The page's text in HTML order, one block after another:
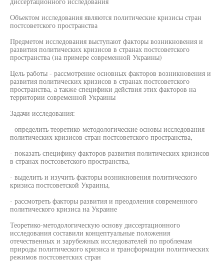
Объектом исследования являются политические кризисы стран
постсоветского пространства
Предметом исследования выступают факторы возникновения и
развития политических кризисов в странах постсоветского
пространства (на примере современной Украины)
Цель работы - рассмотрение основных факторов возникновения и
развития политических кризисов в странах постсоветского
пространства, а также специфики действия этих факторов на
территории современной Украины
Задачи исследования:
- определить теоретико-методологические основы исследования
политических кризисов стран постсоветского пространства,
- показать специфику факторов развития политических кризисов
в странах постсоветского пространства,
- выделить и изучить факторы возникновения политического
кризиса постсоветской Украины,
- рассмотреть факторы развития и преодоления современного
политического кризиса на Украине
Теоретико-методологическую основу диссертационного
исследования составили концептуальные положения
отечественных и зарубежных исследователей по проблемам
природы политического кризиса и трансформации политических
режимов постсоветских стран